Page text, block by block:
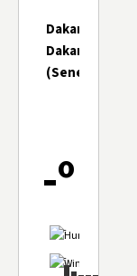
Dakar,
Dakar
(Senegal)
-º
-
-